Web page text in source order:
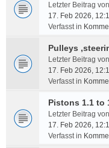
Letzter Beitrag von
17. Feb 2026,
Verfasst in
Pulleys
Letzter Beitrag von
17. Feb 2026,
Verfasst in
Pistons 1.1 to
Letzter Beitrag von
17. Feb 2026,
Verfasst in